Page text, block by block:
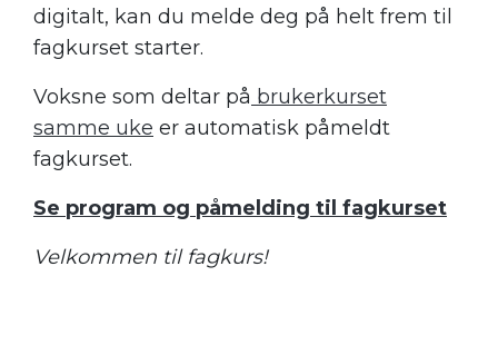
digitalt, kan du melde deg på helt frem til
fagkurset starter.
Voksne som deltar på brukerkurset
samme uke er automatisk påmeldt
fagkurset.
Se program og påmelding til fagkurset
Velkommen til fagkurs!